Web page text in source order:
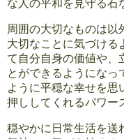
な人の平和を見守る石
周囲の大切なものは以
大切なことに気づける
て自分自身の価値や、
とができるようになっ
ように平穏な幸せを思
押ししてくれるパワー
穏やかに日常生活を送